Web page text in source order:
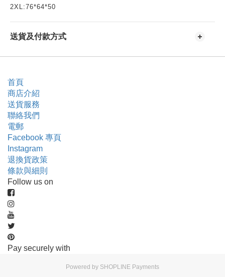
2XL:76*64*50
送貨及付款方式
首頁
商店介紹
送貨服務
聯絡我們
電郵
Facebook 專頁
Instagram
退換貨政策
條款與細則
Follow us on
Pay securely with
Powered by SHOPLINE Payments